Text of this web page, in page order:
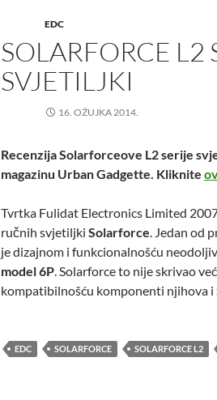
EDC
SOLARFORCE L2
SVJETILJKI
16. OŽUJKA 2014.
Recenzija Solarforceove L2 serije
magazinu Urban Gadgette. Kliknite
Tvrtka Fulidat Electronics Limited
ručnih svjetiljkiSolarforce. Jedan od
je dizajnom i funkcionalnošću
model 6P. Solarforce to nije skrivao
kompatibilnošću komponenti njihova i
EDC SOLARFORCE SOLARFORCE L2